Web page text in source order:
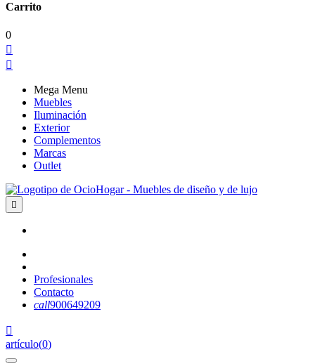
Carrito
0


Mega Menu
Muebles
Iluminación
Exterior
Complementos
Marcas
Outlet

Profesionales
Contacto
call900649209

artículo(0)